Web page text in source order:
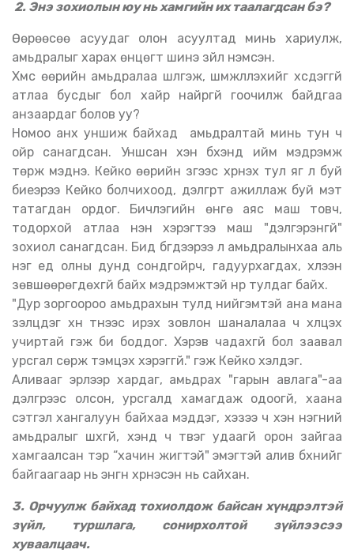
2. Энэ зохиолын юу нь хамгийн их таалагдсан бэ?
Өөрөөсөө асуудаг олон асуултад минь хариулж,
амьдралыг харах өнцөгт шинэ зүйл нэмсэн.
Хүмүүс өөрийн амьдралаа шүүлгэж, шүүмжлүүлэхийг хүсдэггүй
атлаа бусдыг бол хайр найргүй гоочилж байдгаа
анзаардаг болов уу?
Номоо анх уншиж байхад амьдралтай минь тун ч
ойр санагдсан. Уншсан хэн бүхэнд ийм мэдрэмж
төрж мэднэ. Кейко өөрийн зүгээс хүүрнэх тул яг л буй
биеэрээ Кейко болчихоод, дэлгүүрт ажиллаж буй мэт
татагдан ордог. Бичлэгийн өнгө аяс маш товч,
тодорхой атлаа үнэн хэрэгтээ маш "дэлгэрэнгүй"
зохиол санагдсан. Бид бүгдээрээ л амьдралынхаа аль
нэг үед олны дунд сондгойрч, гадуурхагдах, хүлээн
зөвшөөрөгдөхгүй байх мэдрэмжтэй нүүр тулдаг байх.
"Дур зоргоороо амьдрахын тулд нийгэмтэй ана мана
үзэлцдэг хүн түүнээс ирэх зовлон шаналалаа ч хүлцэх
учиртай гэж би боддог. Хэрэв чадахгүй бол заавал
урсгал сөрж тэмцэх хэрэггүй." гэж Кейко хэлдэг.
Аливааг эрүүлээр хардаг, амьдрах "гарын авлага"-аа
дэлгүүрээс олсон, урсгалд хамагдаж одоогүй, хаана
сэтгэл хангалуун байхаа мэддэг, хэзээ ч хэн нэгний
амьдралыг шүүхгүй, хэнд ч түвэг удаагүй орон зайгаа
хамгаалсан тэр “хачин жигтэй" эмэгтэй алив бүхнийг
байгаагаар нь энгүүн хүүрнэсэн нь сайхан.
3. Орчуулж байхад тохиолдож байсан хүндрэлтэй
зүйл, туршлага, сонирхолтой зүйлээсээ
хуваалцаач.